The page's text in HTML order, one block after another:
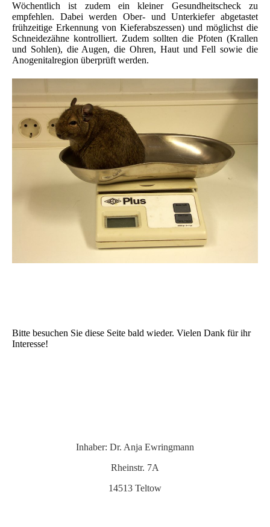
Wöchentlich ist zudem ein kleiner Gesundheitscheck zu
empfehlen. Dabei werden Ober- und Unterkiefer abgetastet
frühzeitige Erkennung von Kieferabszessen) und möglichst die
Schneidezähne kontrolliert. Zudem sollten die Pfoten (Krallen
und Sohlen), die Augen, die Ohren, Haut und Fell sowie die
Anogenitalregion überprüft werden.
Bitte besuchen Sie diese Seite bald wieder. Vielen Dank für ihr
Interesse!
Inhaber: Dr. Anja Ewringmann
Rheinstr. 7A
14513 Teltow